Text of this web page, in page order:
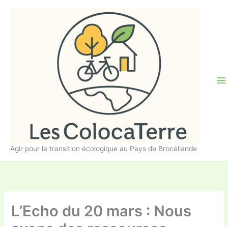
Agir pour la transition écologique au Pays de Brocéliande
L’Echo du 20 mars : Nous